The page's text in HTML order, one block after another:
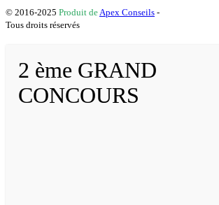
© 2016-2025 Produit de Apex Conseils -
Tous droits réservés
2 ème GRAND
CONCOURS